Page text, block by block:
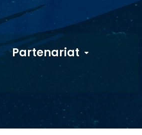
Partenariat